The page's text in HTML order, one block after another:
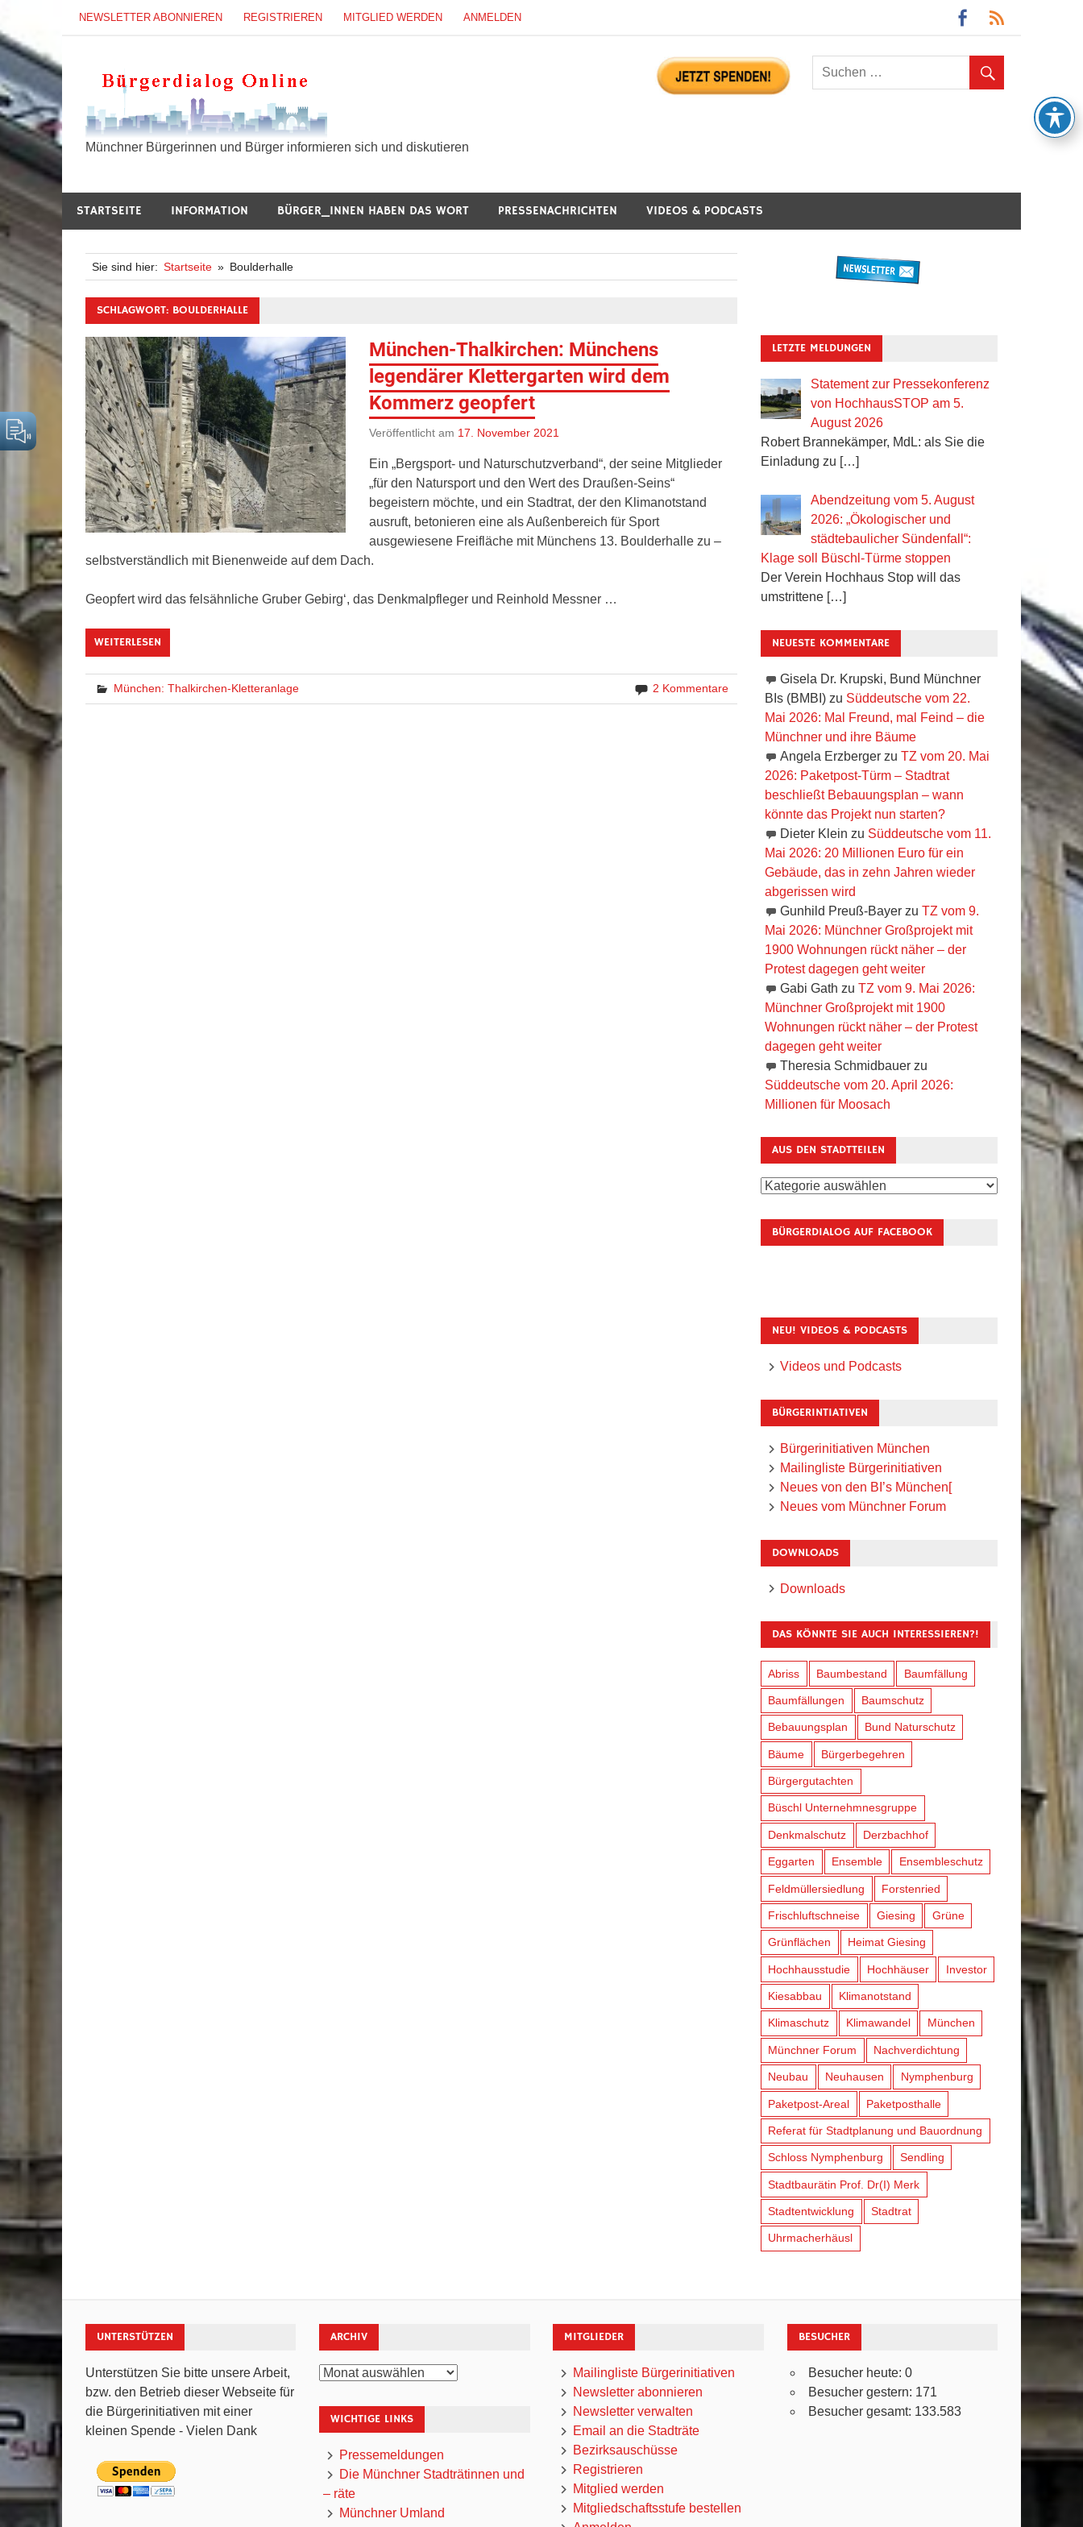
NEWSLETTER ABONNIEREN REGISTRIEREN MITGLIED WERDEN ANMELDEN
Münchner Bürgerinnen und Bürger informieren sich und diskutieren
STARTSEITE INFORMATION BÜRGER_INNEN HABEN DAS WORT PRESSENACHRICHTEN VIDEOS & PODCASTS
Sie sind hier: Startseite Boulderhalle
SCHLAGWORT: BOULDERHALLE
München-Thalkirchen: Münchens
legendärer Klettergarten wird dem
Kommerz geopfert
Veröffentlicht am 17. November 2021
Ein „Bergsport- und Naturschutzverband“, der seine Mitglieder
„für den Natursport und den Wert des Draußen-Seins“
begeistern möchte, und ein Stadtrat, der den Klimanotstand
ausruft, betonieren eine als Außenbereich für Sport
ausgewiesene Freifläche mit Münchens 13. Boulderhalle zu –
selbstverständlich mit Bienenweide auf dem Dach.
Geopfert wird das felsähnliche Gruber Gebirg‘, das Denkmalpfleger und Reinhold Messner …
WEITERLESEN
München: Thalkirchen-Kletteranlage 2 Kommentare
LETZTE MELDUNGEN
Statement zur Pressekonferenz
von HochhausSTOP am 5.
August 2026
Robert Brannekämper, MdL: als Sie die
Einladung zu […]
Abendzeitung vom 5. August
2026: „Ökologischer und
städtebaulicher Sündenfall“:
Klage soll Büschl-Türme stoppen
Der Verein Hochhaus Stop will das
umstrittene […]
NEUESTE KOMMENTARE
Gisela Dr. Krupski, Bund Münchner
BIs (BMBI)zu Süddeutsche vom 22.
Mai 2026: Mal Freund, mal Feind – die
Münchner und ihre Bäume
Angela Erzbergerzu TZ vom 20. Mai
2026: Paketpost-Türm – Stadtrat
beschließt Bebauungsplan – wann
könnte das Projekt nun starten?
Dieter Klein zu Süddeutsche vom 11.
Mai 2026: 20 Millionen Euro für ein
Gebäude, das in zehn Jahren wieder
abgerissen wird
Gunhild Preuß-Bayerzu TZ vom 9.
Mai 2026: Münchner Großprojekt mit
1900 Wohnungen rückt näher – der
Protest dagegen geht weiter
Gabi Gath zu TZ vom 9. Mai 2026:
Münchner Großprojekt mit 1900
Wohnungen rückt näher – der Protest
dagegen geht weiter
Theresia Schmidbauerzu
Süddeutsche vom 20. April 2026:
Millionen für Moosach
AUS DEN STADTTEILEN
Aus
Stadtteilen
BÜRGERDIALOG AUF FACEBOOK
NEU! VIDEOS & PODCASTS
Videos und Podcasts
BÜRGERINTIATIVEN
Bürgerinitiativen München
Mailingliste Bürgerinitiativen
Neues von den BI’s München[
Neues vom Münchner Forum
DOWNLOADS
Downloads
DAS KÖNNTE SIE AUCH INTERESSIEREN?!
Abriss Baumbestand Baumfällung
Baumfällungen Baumschutz
Bebauungsplan Bund Naturschutz
Bäume Bürgerbegehren
Bürgergutachten
Büschl Unternehmnesgruppe
Denkmalschutz Derzbachhof
Eggarten Ensemble Ensembleschutz
Feldmüllersiedlung Forstenried
Frischluftschneise Giesing Grüne
Grünflächen Heimat Giesing
Hochhausstudie Hochhäuser Investor
Kiesabbau Klimanotstand
Klimaschutz Klimawandel München
Münchner Forum Nachverdichtung
Neubau Neuhausen Nymphenburg
Paketpost-Areal Paketposthalle
Referat für Stadtplanung und Bauordnung
Schloss Nymphenburg Sendling
Stadtbaurätin Prof. Dr(I) Merk
Stadtentwicklung Stadtrat
Uhrmacherhäusl
UNTERSTÜTZEN
Unterstützen Sie bitte unsere Arbeit,
bzw. den Betrieb dieser Webseite für
die Bürgerinitiativen mit einer
kleinen Spende - Vielen Dank
ARCHIV
Archiv
WICHTIGE LINKS
Pressemeldungen
Die Münchner Stadträtinnen und
– räte
Münchner Umland
MITGLIEDER
Mailingliste Bürgerinitiativen
Newsletter abonnieren
Newsletter verwalten
Email an die Stadträte
Bezirksauschüsse
Registrieren
Mitglied werden
Mitgliedschaftsstufe bestellen
BESUCHER
Besucher heute:0
Besucher gestern: 171
Besucher gesamt: 133.583